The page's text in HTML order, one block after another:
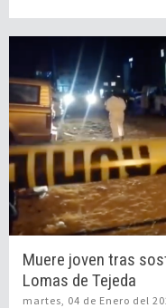
Muere joven tras
Lomas de Tejeda
martes, 04 de Enero del